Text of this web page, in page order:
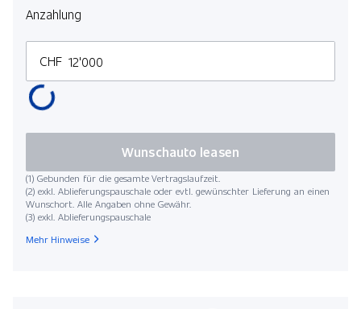
Anzahlung
CHF
(1) Gebunden für die gesamte Vertragslaufzeit.
(2) exkl. Ablieferungspauschale oder evtl. gewünschter Lieferung an einen
Wunschort. Alle Angaben ohne Gewähr.
(3) exkl. Ablieferungspauschale
Wunschauto leasen
Mehr Hinweise